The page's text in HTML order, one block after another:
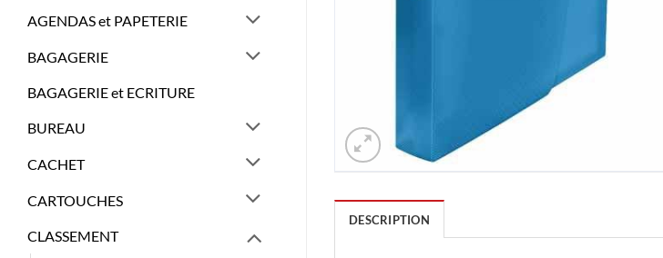
AGENDAS et PAPETERIE
BAGAGERIE
BAGAGERIE et ECRITURE
BUREAU
CACHET
CARTOUCHES
CLASSEMENT
DESCRIPTION